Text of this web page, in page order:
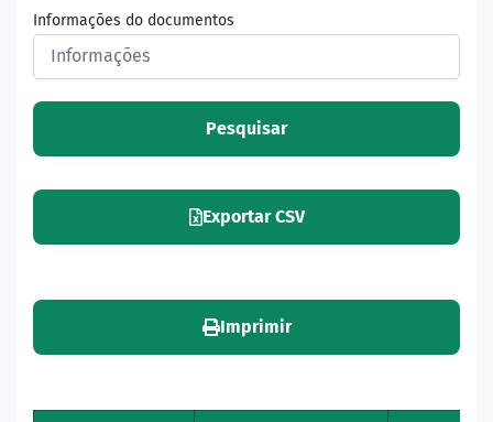
Informações do documentos
Pesquisar
Exportar CSV
Imprimir